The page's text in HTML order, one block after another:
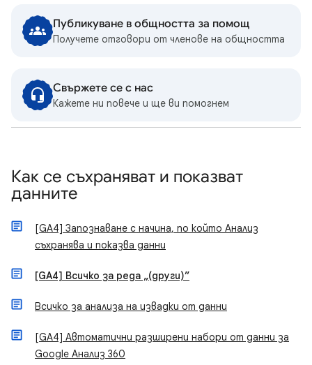
Публикуване в общността за помощ
Получете отговори от членове на общността
Свържете се с нас
Кажете ни повече и ще ви помогнем
Как се съхраняват и показват
данните
[GA4] Запознаване с начина, по който Анализ
съхранява и показва данни
[GA4] Всичко за реда „(други)”
Всичко за анализа на извадки от данни
[GA4] Автоматични разширени набори от данни за
Google Анализ 360